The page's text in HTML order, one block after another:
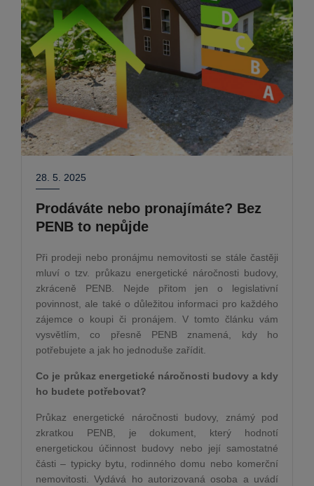
28. 5. 2025
Prodáváte nebo pronajímáte? Bez
PENB to nepůjde
Při prodeji nebo pronájmu nemovitosti se stále častěji
mluví o tzv. průkazu energetické náročnosti budovy,
zkráceně PENB. Nejde přitom jen o legislativní
povinnost, ale také o důležitou informaci pro každého
zájemce o koupi či pronájem. V tomto článku vám
vysvětlím, co přesně PENB znamená, kdy ho
potřebujete a jak ho jednoduše zařídit.
Co je průkaz energetické náročnosti budovy a kdy
ho budete potřebovat?
Průkaz energetické náročnosti budovy, známý pod
zkratkou PENB, je dokument, který hodnotí
energetickou účinnost budovy nebo její samostatné
části – typicky bytu, rodinného domu nebo komerční
nemovitosti. Vydává ho autorizovaná osoba a uvádí